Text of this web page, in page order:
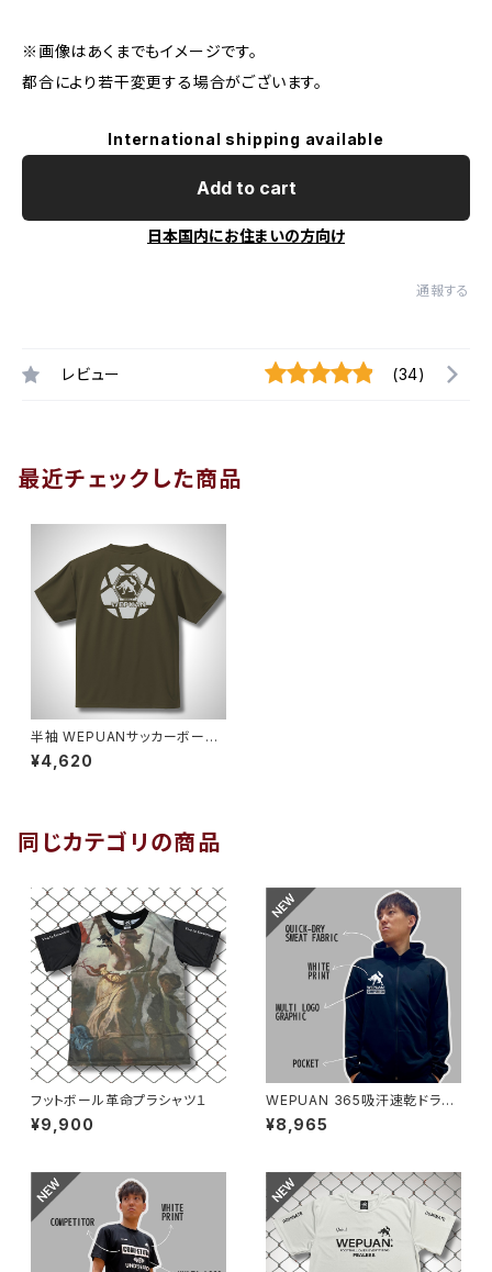
※画像はあくまでもイメージです。
都合により若干変更する場合がございます。
International shipping available
Add to cart
日本国内にお住まいの方向け
通報する
レビュー (34)
最近チェックした商品
半袖 WEPUANサッカーボール
プラシャツ オリーブグリーン
¥4,620
同じカテゴリの商品
フットボール革命プラシャツ１
¥9,900
WEPUAN 365吸汗速乾ドライ
スウェットフーディ ブラックホ
ワイト
¥8,965